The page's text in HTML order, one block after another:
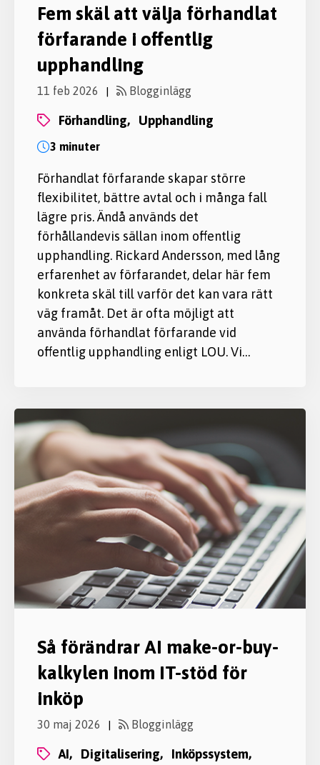
Fem skäl att välja förhandlat
förfarande i offentlig
upphandling
11 feb 2026 | Blogginlägg
förhandling, upphandling
3 minuter
Förhandlat förfarande skapar större
flexibilitet, bättre avtal och i många fall
lägre pris. Ändå används det
förhållandevis sällan inom offentlig
upphandling. Rickard Andersson, med lång
erfarenhet av förfarandet, delar här fem
konkreta skäl till varför det kan vara rätt
väg framåt. Det är ofta möjligt att
använda förhandlat förfarande vid
offentlig upphandling enligt LOU. Vi…
Så förändrar AI make-or-buy-
kalkylen inom IT-stöd för
inköp
30 maj 2026 | Blogginlägg
AI, digitalisering,
inköpssystem,